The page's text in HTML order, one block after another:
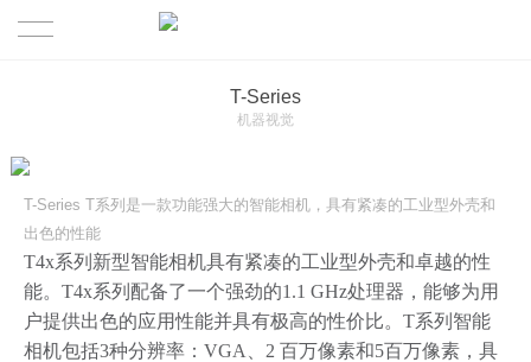
T-Series
机器视觉
T-Series T系列是一款功能强大的智能相机，具有紧凑的工业型外壳和
出色的性能
T4x系列新型智能相机具有紧凑的工业型外壳和卓越的性
能。T4x系列配备了一个强劲的1.1 GHz处理器，能够为用
户提供出色的应用性能并具有极高的性价比。T系列智能
相机包括3种分辨率：VGA、2 百万像素和5百万像素，具
工业读码器
3D视觉引导&机器人
机器视觉
解决方案
制造行业
物流行业
关于MILO
MILO介绍
联系迈洛